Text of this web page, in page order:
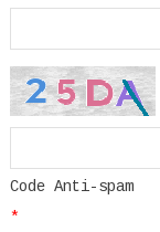
Code Anti-spam
*